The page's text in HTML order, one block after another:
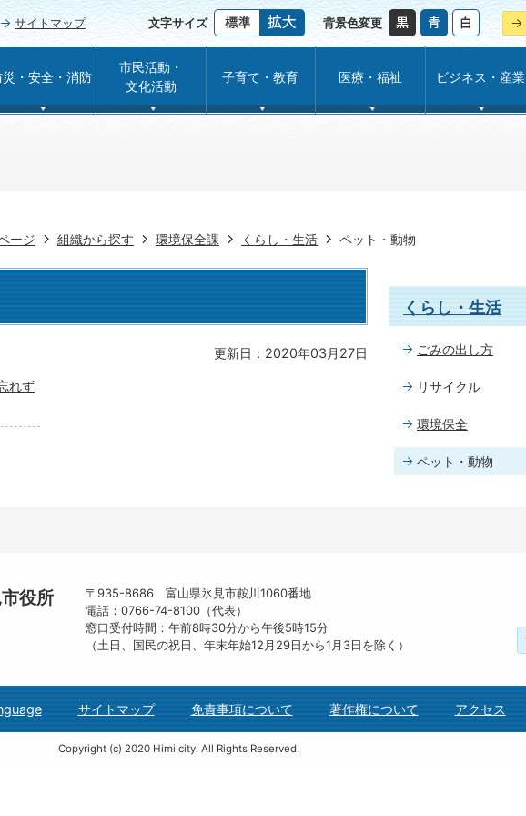
サイトマップ 文字サイズ 背景色変更
災・安全・消防
市民活動・
文化活動
子育て・教育 医療・福祉 ビジネス・産業
ージ 組織から探す 環境保全課 くらし・生活 ペット・動物
更新日：2020年03月27日
れず
くらし・生活
ごみの出し方
リサイクル
環境保全
ペット・動物
役所
〒935-8686 富山県氷見市鞍川1060番地
電話：0766-74-8100（代表）
窓口受付時間：午前8時30分から午後5時15分
（土日、国民の祝日、年末年始12月29日から1月3日を除く）
サイトマップ 免責事項について 著作権について アクセス
Copyright (c) 2020 Himi city. All Rights Reserved.